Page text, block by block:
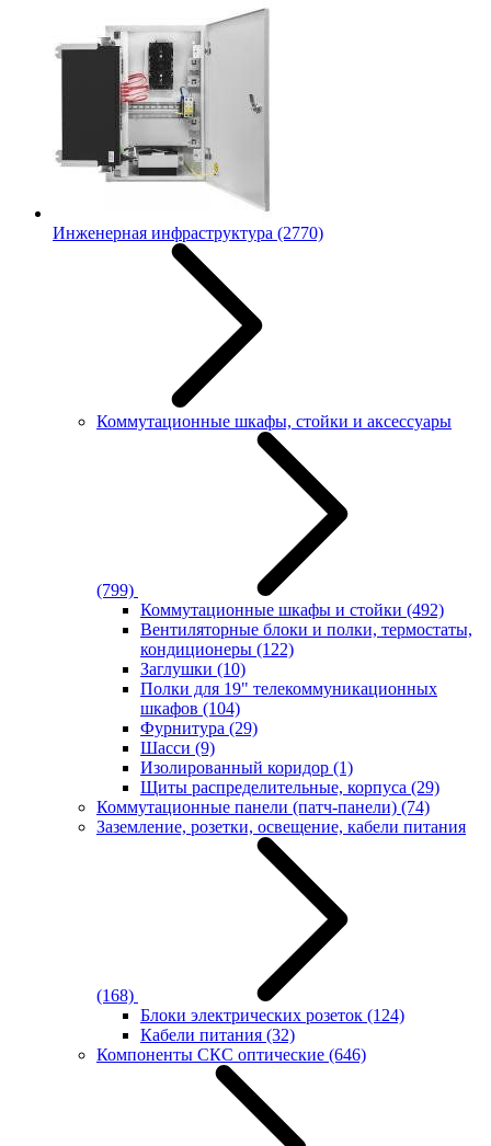
Инженерная инфраструктура (2770)
Коммутационные шкафы, стойки и аксессуары
(799)
Коммутационные шкафы и стойки (492)
Вентиляторные блоки и полки, термостаты,
кондиционеры (122)
Заглушки (10)
Полки для 19" телекоммуникационных
шкафов (104)
Фурнитура (29)
Шасси (9)
Изолированный коридор (1)
Щиты распределительные, корпуса (29)
Коммутационные панели (патч-панели) (74)
Заземление, розетки, освещение, кабели питания
(168)
Блоки электрических розеток (124)
Кабели питания (32)
Компоненты СКС оптические (646)